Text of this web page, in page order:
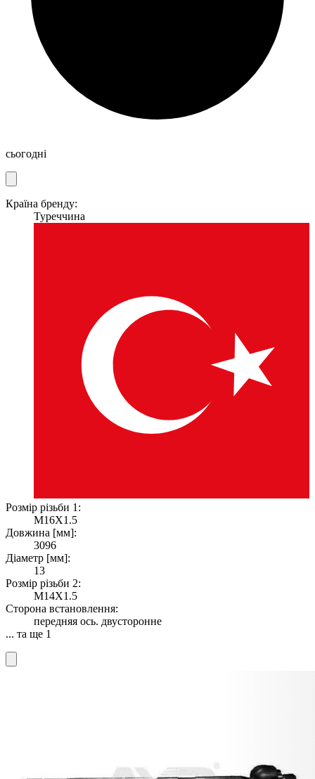
сьогодні
Країна бренду:
Туреччина
Розмір різьби 1:
M16X1.5
Довжина [мм]:
3096
Діаметр [мм]:
13
Розмір різьби 2:
M14X1.5
Сторона встановлення:
передняя ось. двусторонне
... та ще 1